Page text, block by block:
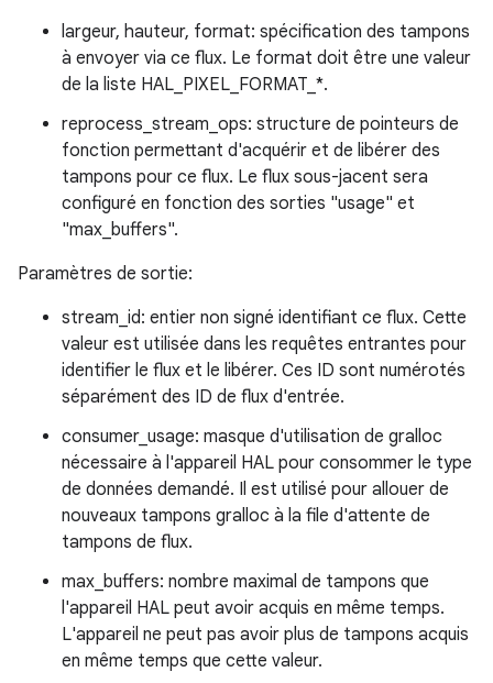
largeur, hauteur, format: spécification des tampons
à envoyer via ce flux. Le format doit être une valeur
de la liste HAL_PIXEL_FORMAT_*.
reprocess_stream_ops: structure de pointeurs de
fonction permettant d'acquérir et de libérer des
tampons pour ce flux. Le flux sous-jacent sera
configuré en fonction des sorties "usage" et
"max_buffers".
Paramètres de sortie:
stream_id: entier non signé identifiant ce flux. Cette
valeur est utilisée dans les requêtes entrantes pour
identifier le flux et le libérer. Ces ID sont numérotés
séparément des ID de flux d'entrée.
consumer_usage: masque d'utilisation de gralloc
nécessaire à l'appareil HAL pour consommer le type
de données demandé. Il est utilisé pour allouer de
nouveaux tampons gralloc à la file d'attente de
tampons de flux.
max_buffers: nombre maximal de tampons que
l'appareil HAL peut avoir acquis en même temps.
L'appareil ne peut pas avoir plus de tampons acquis
en même temps que cette valeur.